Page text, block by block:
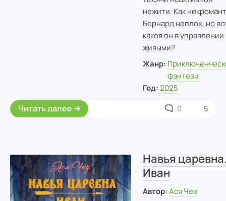
нежити. Как некромант
Бернард неплох, но
каков он в управлении
живыми?
Жанр:
фэнтези
Год: 2025
Читать далее 0 5
Навья
Иван
Автор: Ася Чез